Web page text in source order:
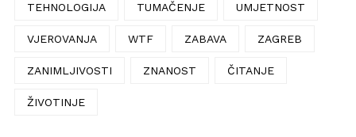
TEHNOLOGIJA TUMAČENJE UMJETNOST
VJEROVANJA WTF ZABAVA ZAGREB
ZANIMLJIVOSTI ZNANOST ČITANJE
ŽIVOTINJE